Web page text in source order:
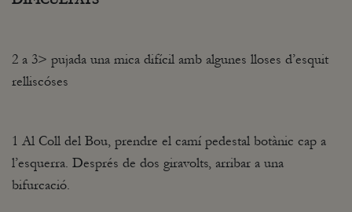
2 a 3> pujada una mica difícil amb algunes lloses d’esquit
relliscóses
1 Al Coll del Bou, prendre el camí pedestal botànic cap a
l’esquerra. Després de dos giravolts, arribar a una
bifurcació.